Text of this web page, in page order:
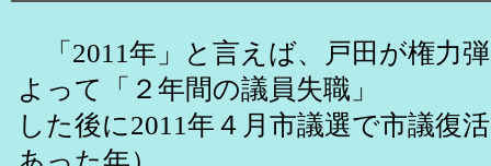
「2011年」と言えば、戸田が権力
よって「２年間の議員失職」
した後に2011年４月市議選で市議復